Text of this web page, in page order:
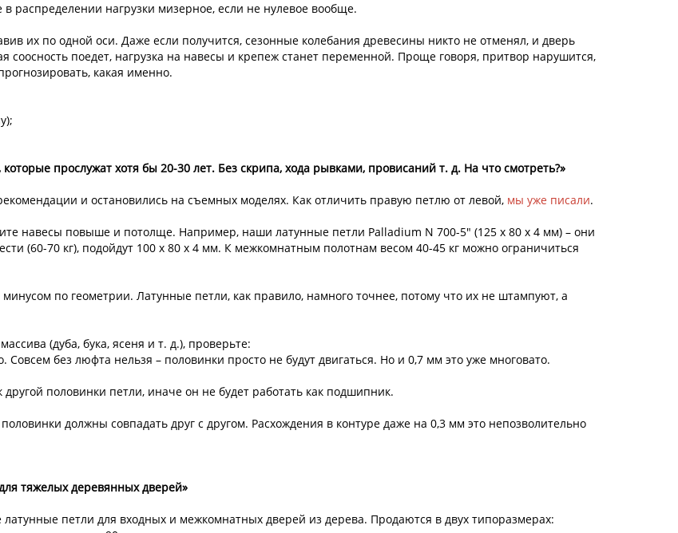
распределении нагрузки мизерное, если не нулевое вообще.
их по одной оси. Даже если получится, сезонные колебания древесины никто не отменял, и дверь
соосность поедет, нагрузка на навесы и крепеж станет переменной. Проще говоря, притвор нарушится,
какая именно.
прослужат хотя бы 20-30 лет. Без скрипа, хода рывками, провисаний т. д. На что смотреть?»
и остановились на съемных моделях. Как отличить правую петлю от левой, мы уже писали.
навесы повыше и потолще. Например, наши латунные петли Palladium N 700-5″ (125 x 80 x 4 мм) – они
(60-70 кг), подойдут 100 x 80 x 4 мм. К межкомнатным полотнам весом 40-45 кг можно ограничиться
по геометрии. Латунные петли, как правило, намного точнее, потому что их не штампуют, а
(дуба, бука, ясеня и т. д.), проверьте:
без люфта нельзя – половинки просто не будут двигаться. Но и 0,7 мм это уже многовато.
половинки петли, иначе он не будет работать как подшипник.
должны совпадать друг с другом. Расхождения в контуре даже на 0,3 мм это непозволительно
тяжелых деревянных дверей»
петли для входных и межкомнатных дверей из дерева. Продаются в двух типоразмерах: